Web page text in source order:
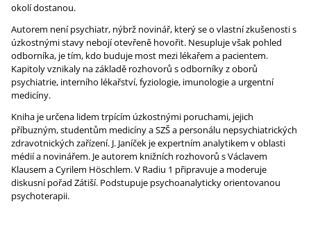
okolí dostanou.
Autorem není psychiatr, nýbrž novinář, který se o vlastní zkušenosti s
úzkostnými stavy nebojí otevřeně hovořit. Nesupluje však pohled
odborníka, je tím, kdo buduje most mezi lékařem a pacientem.
Kapitoly vznikaly na základě rozhovorů s odborníky z oborů
psychiatrie, interního lékařství, fyziologie, imunologie a urgentní
medicíny.
Kniha je určena lidem trpícím úzkostnými poruchami, jejich
příbuzným, studentům medicíny a SZŠ a personálu nepsychiatrických
zdravotnických zařízení. J. Janíček je expertním analytikem v oblasti
médií a novinářem. Je autorem knižních rozhovorů s Václavem
Klausem a Cyrilem Höschlem. V Radiu 1 připravuje a moderuje
diskusní pořad Zátiší. Podstupuje psychoanalyticky orientovanou
psychoterapii.